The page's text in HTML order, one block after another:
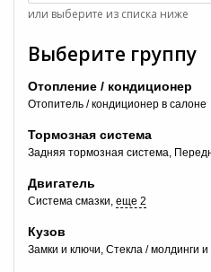
+7 (495) 025-03-03
или выберите из списка ниже
Выберите группу
Отопление / кондиционер
Отопитель / кондиционер в салоне
Тормозная система
Задняя тормозная система
Двигатель
Система смазки еще 2
Кузов
Замки и ключи Стекла / молдинги